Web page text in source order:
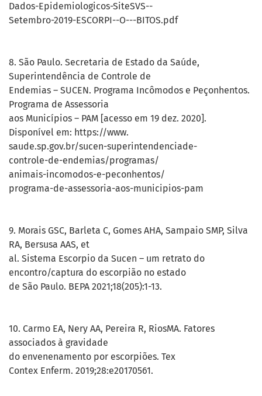
Dados-Epidemiologicos-SiteSVS--
Setembro-2019-ESCORPI--O---BITOS.pdf
8. São Paulo. Secretaria de Estado da Saúde,
Superintendência de Controle de
Endemias – SUCEN. Programa Incômodos e Peçonhentos.
Programa de Assessoria
aos Municípios – PAM [acesso em 19 dez. 2020].
Disponível em: https://www.
saude.sp.gov.br/sucen-superintendenciade-
controle-de-endemias/programas/
animais-incomodos-e-peconhentos/
programa-de-assessoria-aos-municipios-pam
9. Morais GSC, Barleta C, Gomes AHA, Sampaio SMP, Silva
RA, Bersusa AAS, et
al. Sistema Escorpio da Sucen – um retrato do
encontro/captura do escorpião no estado
de São Paulo. BEPA 2021;18(205):1-13.
10. Carmo EA, Nery AA, Pereira R, RiosMA. Fatores
associados à gravidade
do envenenamento por escorpiões. Tex
Contex Enferm. 2019;28:e20170561.